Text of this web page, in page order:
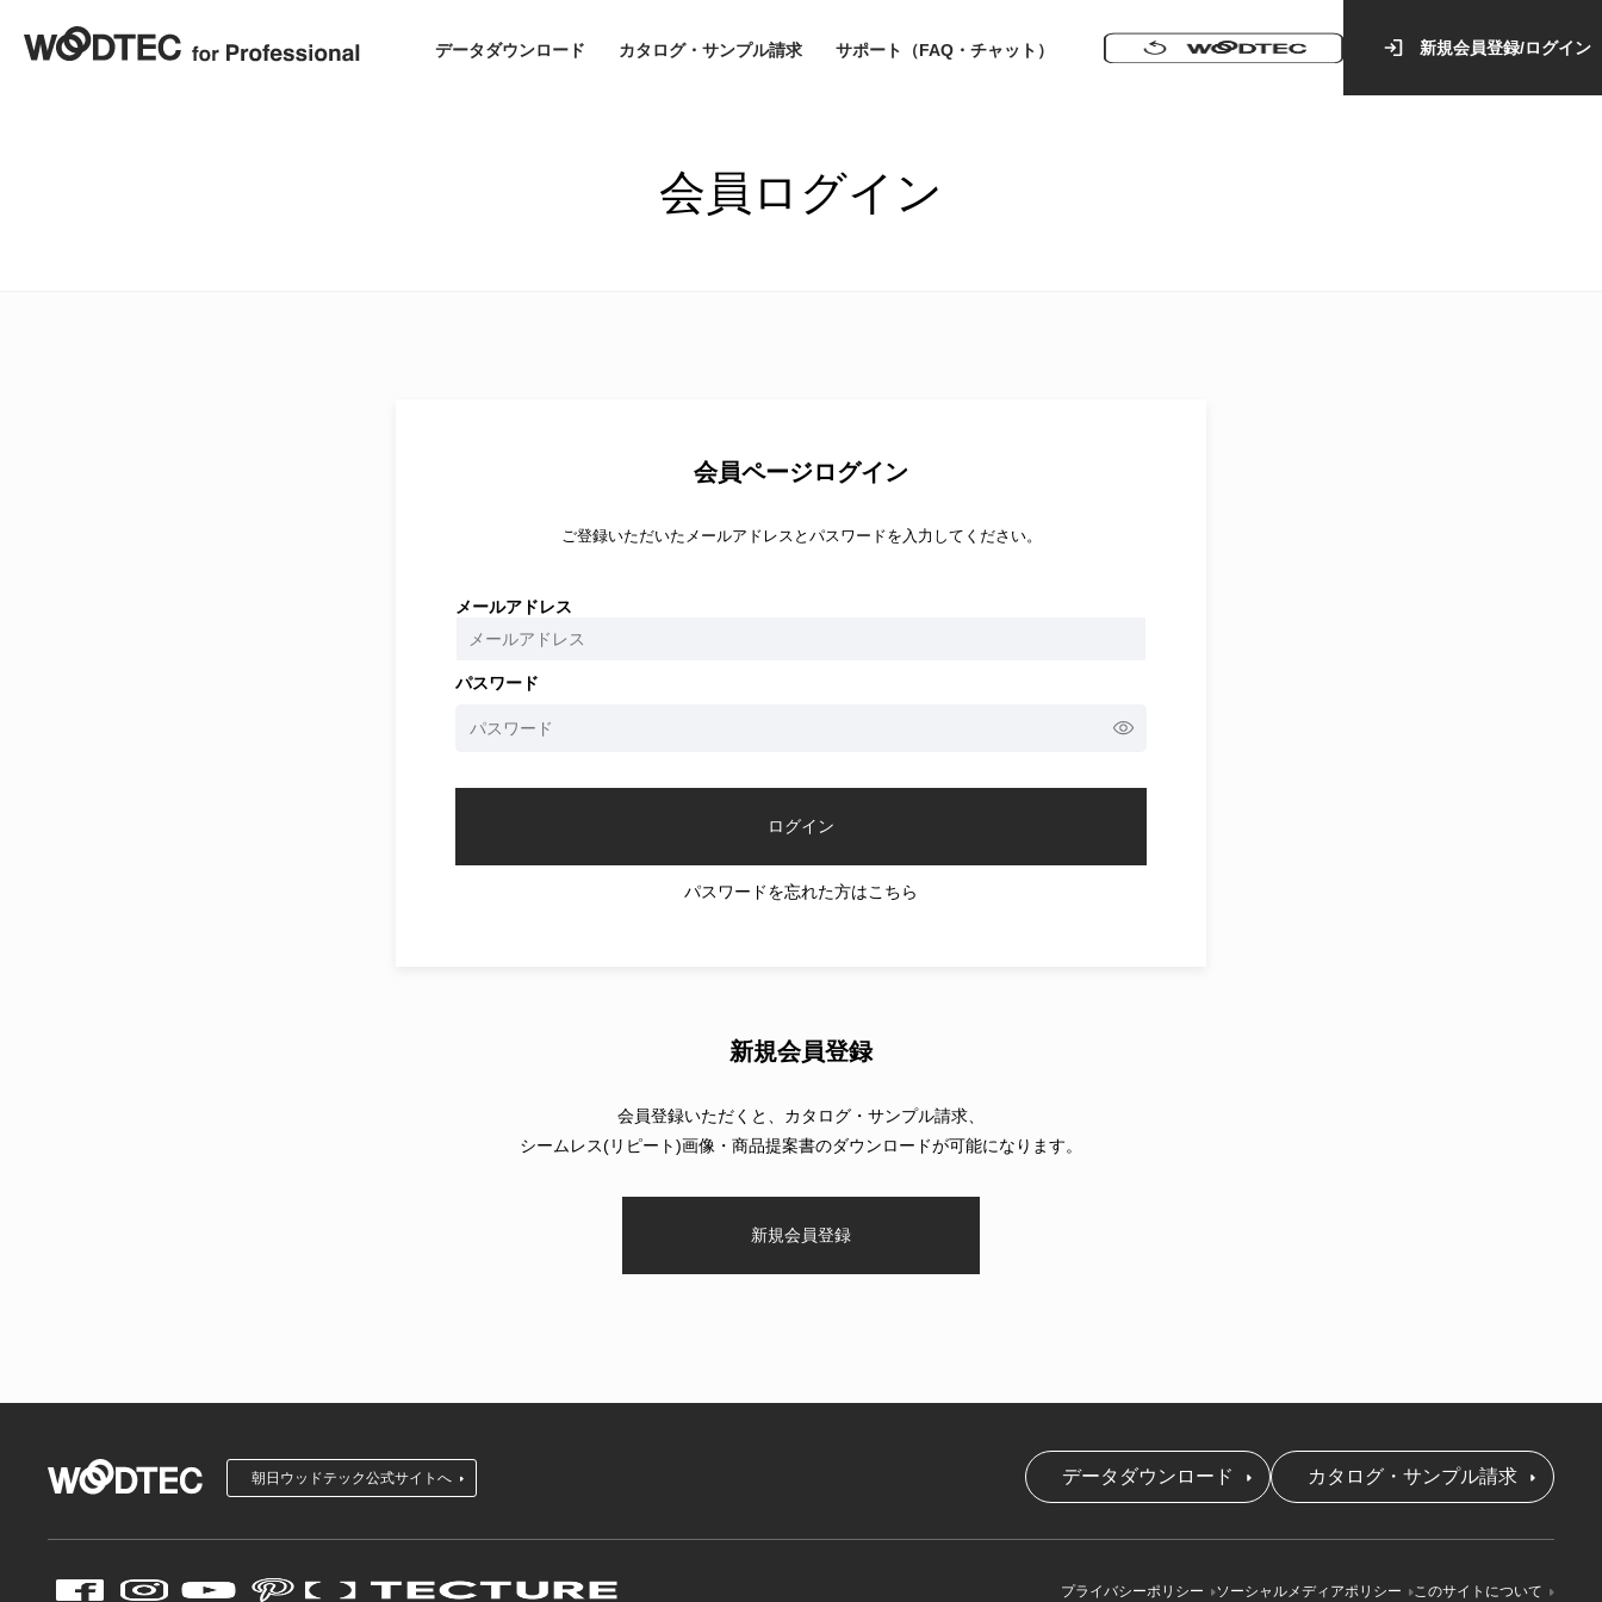
データダウンロード カタログ・サンプル請求 サポート（FAQ・チャット） 新規会員登録/ログイン
会員ログイン
会員ページログイン
ご登録いただいたメールアドレスとパスワードを入力してください。
メールアドレス
パスワード
パスワードを忘れた方はこちら
新規会員登録
会員登録いただくと、カタログ・サンプル請求、
シームレス(リピート)画像・商品提案書のダウンロードが可能になります。
新規会員登録
朝日ウッドテック公式サイトへ データダウンロード カタログ・サンプル請求
プライバシーポリシー ソーシャルメディアポリシー このサイトについて